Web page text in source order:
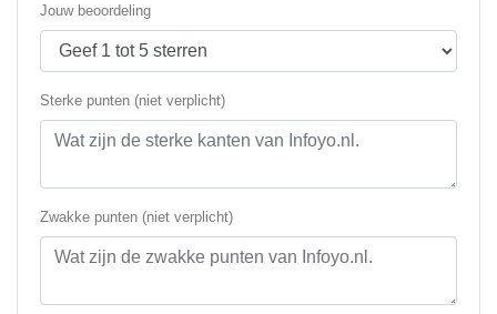
Jouw beoordeling
Sterke punten (niet verplicht)
Zwakke punten (niet verplicht)